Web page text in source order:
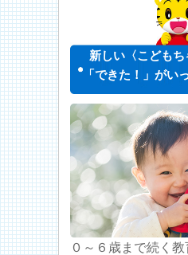
新しい〈こどもち
「できた！」がい
０～６歳まで続く教